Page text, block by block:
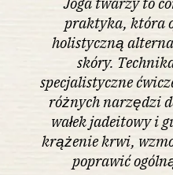
praktyka, która
holistyczną
skóry.
specjalistyczne
różnych narzędzi
wałek jadeitowy i
krążenie krwi,
poprawić